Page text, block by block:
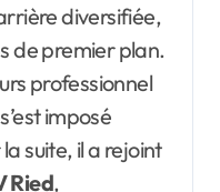
diversifiée,
de premier plan.
professionnel
imposé
suite, il a rejoint
Ried,